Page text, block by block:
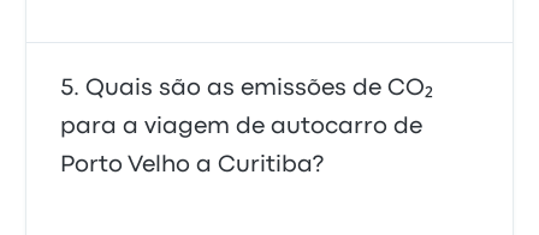
Quais são as emissões de CO₂
para a viagem de autocarro de
Porto Velho a Curitiba?